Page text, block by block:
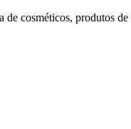
de cosméticos, produtos de